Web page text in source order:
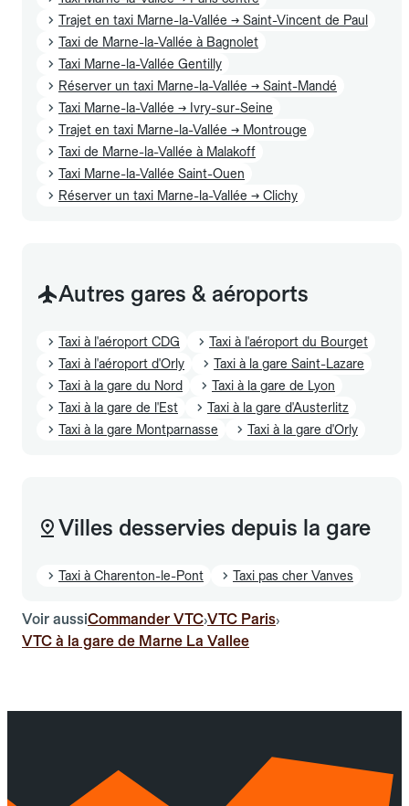
Trajet en taxi Marne-la-Vallée → Saint-Vincent de Paul
Taxi de Marne-la-Vallée à Bagnolet
Taxi Marne-la-Vallée Gentilly
Réserver un taxi Marne-la-Vallée → Saint-Mandé
Taxi Marne-la-Vallée → Ivry-sur-Seine
Trajet en taxi Marne-la-Vallée → Montrouge
Taxi de Marne-la-Vallée à Malakoff
Taxi Marne-la-Vallée Saint-Ouen
Réserver un taxi Marne-la-Vallée → Clichy
Autres gares & aéroports
Taxi à l'aéroport CDG
Taxi à l'aéroport du Bourget
Taxi à l'aéroport d'Orly
Taxi à la gare Saint-Lazare
Taxi à la gare du Nord
Taxi à la gare de Lyon
Taxi à la gare de l'Est
Taxi à la gare d'Austerlitz
Taxi à la gare Montparnasse
Taxi à la gare d'Orly
Villes desservies depuis la gare
Taxi à Charenton-le-Pont Taxi pas cher Vanves
Voir aussiCommander VTC›VTC Paris›
VTC à la gare de Marne La Vallee